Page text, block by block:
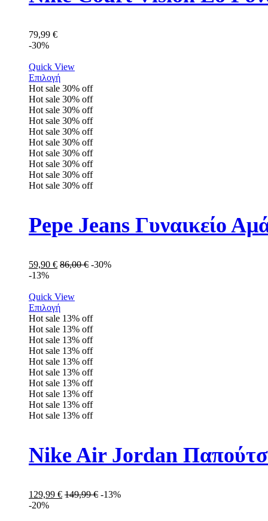
79,99 €
-30%
Quick View
Επιλογή
Hot sale 30% off
Hot sale 30% off
Hot sale 30% off
Hot sale 30% off
Hot sale 30% off
Hot sale 30% off
Hot sale 30% off
Hot sale 30% off
Hot sale 30% off
Hot sale 30% off
Pepe Jeans Γυναικείο
59,90 € 86,00€ -30%
-13%
Quick View
Επιλογή
Hot sale 13% off
Hot sale 13% off
Hot sale 13% off
Hot sale 13% off
Hot sale 13% off
Hot sale 13% off
Hot sale 13% off
Hot sale 13% off
Hot sale 13% off
Hot sale 13% off
Nike Air Jordan
129,99 € 149,99€ -13%
-20%